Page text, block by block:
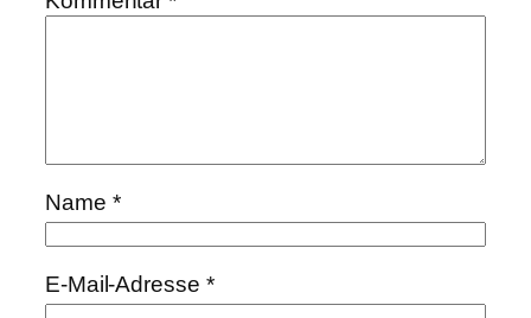
Name *
E-Mail-Adresse *